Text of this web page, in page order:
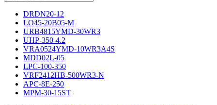
DRDN20-12
LO45-20B05-M
URB4815YMD-30WR3
UHP-350-4.2
VRA0524YMD-10WR3A4S
MDD02L-05
LPC-100-350
VRF2412HB-500WR3-N
APC-8E-250
MPM-30-15ST